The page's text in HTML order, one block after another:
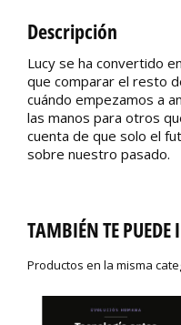
Descripción
Lucy se ha convertido
que comparar el resto
cuándo empezamos a
las manos para otros
cuenta de que solo el
sobre nuestro pasado.
TAMBIÉN TE PUEDE
Productos en la misma